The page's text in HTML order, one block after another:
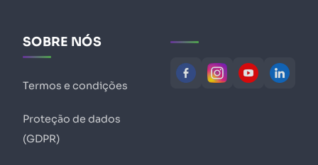
SOBRE NÓS
Termos e condições
Proteção de dados
(GDPR)